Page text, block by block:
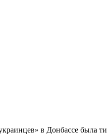
в Донбассе была